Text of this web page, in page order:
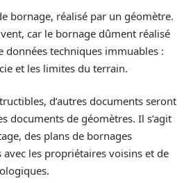
bornage, réalisé par un géomètre.
car le bornage dûment réalisé
données techniques immuables :
et les limites du terrain.
d’autres documents seront
documents de géomètres. Il s’agit
des plans de bornages
les propriétaires voisins et de